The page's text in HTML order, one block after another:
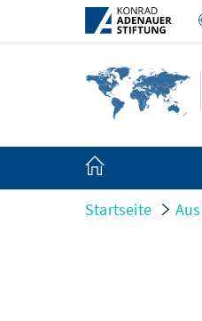
Zum Hauptinhalt springen
Startseite